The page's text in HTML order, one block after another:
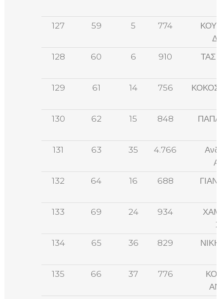
127 59 5 774
128
60 6 910
129 61 14 756
130 62 15 848
131
63 35 4.766
132
64 16 688
133 69 24 934
134
65 36 829
135 66 37 776